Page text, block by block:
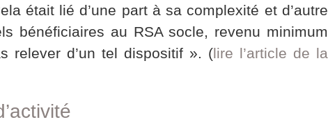
était lié d’une part à sa complexité et d’autre
bénéficiaires au RSA socle, revenu minimum
relever d’un tel dispositif ». (lire l’article de la